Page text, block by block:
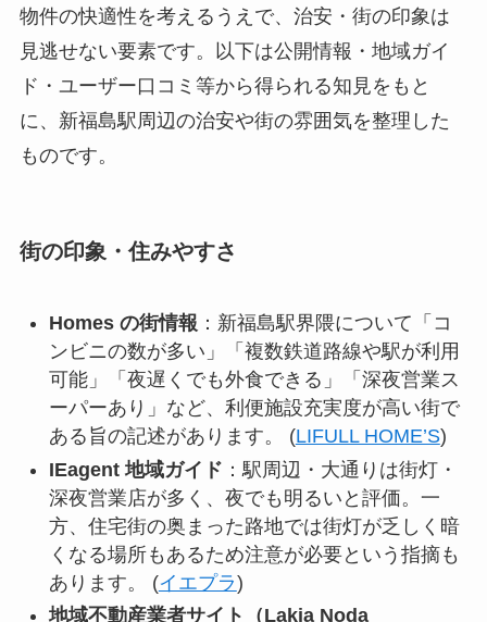
物件の快適性を考えるうえで、治安・街の印象は
見逃せない要素です。以下は公開情報・地域ガイ
ド・ユーザー口コミ等から得られる知見をもと
に、新福島駅周辺の治安や街の雰囲気を整理した
ものです。
街の印象・住みやすさ
Homes の街情報 ：新福島駅界隈について「コ
ンビニの数が多い」「複数鉄道路線や駅が利用
可能」「夜遅くでも外食できる」「深夜営業ス
ーパーあり」など、利便施設充実度が高い街で
ある旨の記述があります。 (LIFULL HOME’S)
IEagent 地域ガイド ：駅周辺・大通りは街灯・
深夜営業店が多く、夜でも明るいと評価。一
方、住宅街の奥まった路地では街灯が乏しく暗
くなる場所もあるため注意が必要という指摘も
あります。 (イエプラ)
地域不動産業者サイト（Lakia Noda